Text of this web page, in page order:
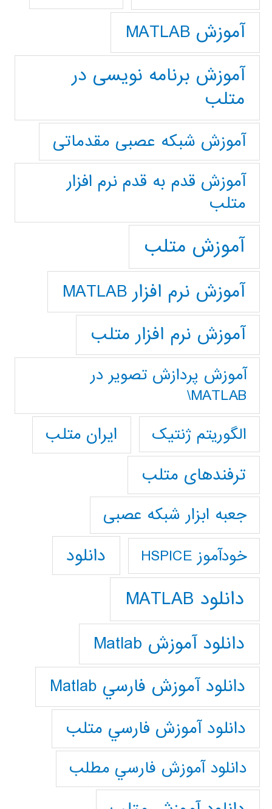
آموزش MATLAB
آموزش برنامه نویسی در
متلب
آموزش شبکه عصبی مقدماتی
آموزش قدم به قدم نرم افزار
متلب
آموزش متلب
آموزش نرم افزار MATLAB
آموزش نرم افزار متلب
آموزش پردازش تصوير در
MATLAB\
الگوریتم ژنتیک
ایران متلب
ترفندهای متلب
جعبه ابزار شبکه عصبی
خودآموز HSPICE دانلود
دانلود MATLAB
دانلود آموزش Matlab
دانلود آموزش فارسي Matlab
دانلود آموزش فارسي متلب
دانلود آموزش فارسي مطلب